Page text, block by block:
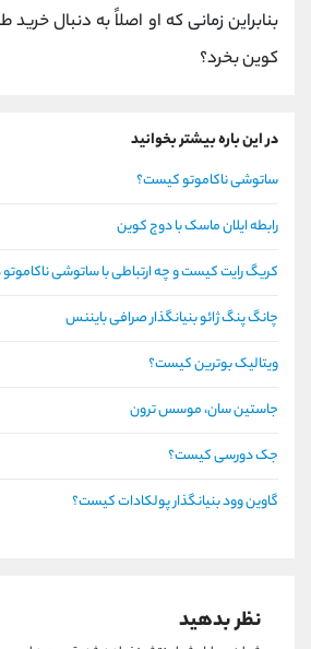
بنابراین زمانی که او اصلاً به دنبال خرید
کوین بخرد؟
در این باره بیشتر بخوانید
ساتوشی ناکاموتو کیست؟
رابطه ایلان ماسک با دوج کوین
کریگ رایت کیست و چه ارتباطی با ساتوشی ناکاموتو
چانگ پنگ ژائو بنیانگذار صرافی بایننس
ویتالیک بوترین کیست؟
جاستین سان، موسس ترون
جک دورسی کیست؟
گاوین وود بنیانگذار پولکادات کیست؟
نظر بدهید